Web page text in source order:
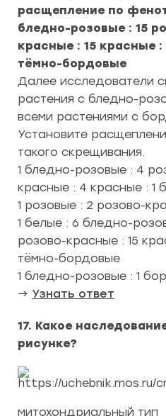
расщепление по
бледно-розовые : 15
красные : 15 красные :
тёмно-бордовые
Далее исследователи
растения с бледно-
всеми растениями с
Установите
такого скрещивания.
1 бледно-розовые : 4
красные : 4 красные : 1
1 розовые : 2 розово-
1 белые : 6 бледно-
розово-красные : 15
тёмно-бордовые
1 бледно-розовые : 1
→ Узнать ответ
17. Какое
рисунке?
митохондриальный тип